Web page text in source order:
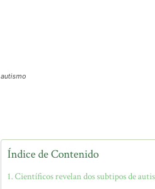
autismo
Índice de Contenido
Científicos revelan dos subtipos de